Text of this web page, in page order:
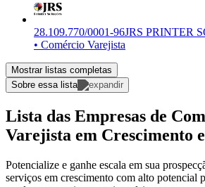
28.109.770/0001-96JRS PRINTER
• Comércio Varejista
Mostrar listas completas
Sobre essa lista
Lista das Empresas de
Varejista em Crescimento
Potencialize e ganhe escala em sua
serviços em crescimento com alto potencial